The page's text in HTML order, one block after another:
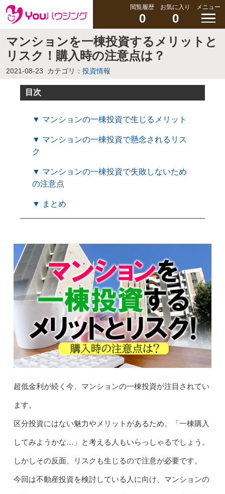
閲覧履歴
0
お気に入り
0
メニュー
マンションを一棟投資するメリットと
リスク！購入時の注意点は？
2021-08-23 カテゴリ： 投資情報
目次
▼ マンションの一棟投資で生じるメリット
▼ マンションの一棟投資で懸念されるリス
ク
▼ マンションの一棟投資で失敗しないため
の注意点
▼ まとめ
超低金利が続く今、マンションの一棟投資が注目されてい
ます。
区分投資にはない魅力やメリットがあるため、「一棟購入
してみようかな…」と考える人もいらっしゃるでしょう。
しかしその反面、リスクも生じるので注意が必要です。
今回は不動産投資を検討している人に向け、マンションの